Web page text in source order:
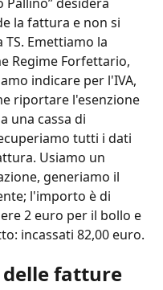
la fattura e non si
Emettiamo la
Regime Forfettario,
indicare per l'IVA,
riportare l'esenzione
una cassa di
tutti i dati
Usiamo un
generiamo il
l'importo è di
2 euro per il bollo e
incassati 82,00 euro.
delle fatture